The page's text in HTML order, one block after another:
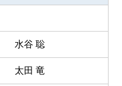
水谷 聡
太田 竜